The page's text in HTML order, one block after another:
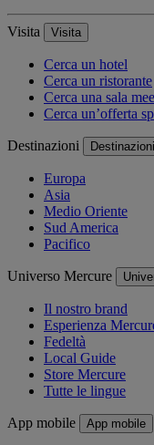
Visita Visita
Cerca un hotel
Cerca un ristorante
Cerca una sala
Cerca un’offerta
Destinazioni Destinazioni
Europa
Asia
Medio Oriente
Sud America
Pacifico
Universo Mercure
Il nostro brand
Esperienza
Fedeltà
Local Guide
Store Mercure
Tutte le lingue
App mobile App mobile